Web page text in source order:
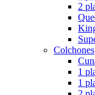
2
Colchones
1
1